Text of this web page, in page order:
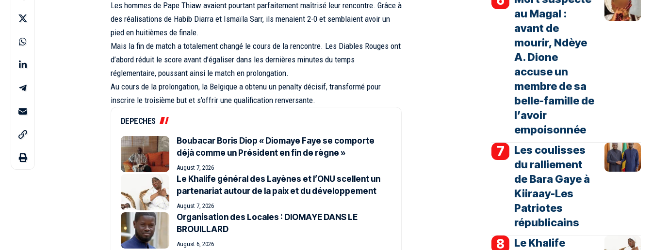
Les hommes de Pape Thiaw avaient pourtant parfaitement maîtrisé leur rencontre. Grâce à
des réalisations de Habib Diarra et Ismaïla Sarr, ils menaient 2-0 et semblaient avoir un
pied en huitièmes de finale.
Mais la fin de match a totalement changé le cours de la rencontre. Les Diables Rouges ont
d’abord réduit le score avant d’égaliser dans les dernières minutes du temps
réglementaire, poussant ainsi le match en prolongation.
Au cours de la prolongation, la Belgique a obtenu un penalty décisif, transformé pour
inscrire le troisième but et s’offrir une qualification renversante.
DEPECHES
Boubacar Boris Diop « Diomaye Faye se comporte
déjà comme un Président en fin de règne »
August 7, 2026
Le Khalife général des Layènes et l’ONU scellent un
partenariat autour de la paix et du développement
August 7, 2026
Organisation des Locales : DIOMAYE DANS LE
BROUILLARD
August 6, 2026
au Magal :
avant de
mourir, Ndèye
A. Dione
accuse un
membre de sa
belle-famille de
l’avoir
empoisonnée
Les coulisses
du ralliement
de Bara Gaye à
Kiiraay-Les
Patriotes
républicains
Le Khalife